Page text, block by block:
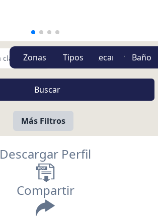
Zonas Tipos
Más Filtros
Descargar Perfil
Compartir